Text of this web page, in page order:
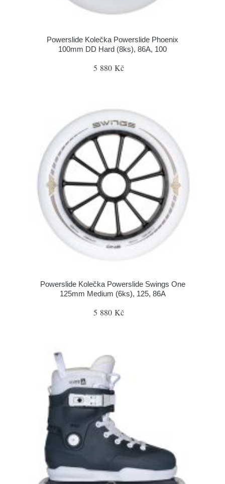
Powerslide Kolečka Powerslide Phoenix
100mm DD Hard (8ks), 86A, 100
5 880 Kč
Powerslide Kolečka Powerslide Swings One
125mm Medium (6ks), 125, 86A
5 880 Kč